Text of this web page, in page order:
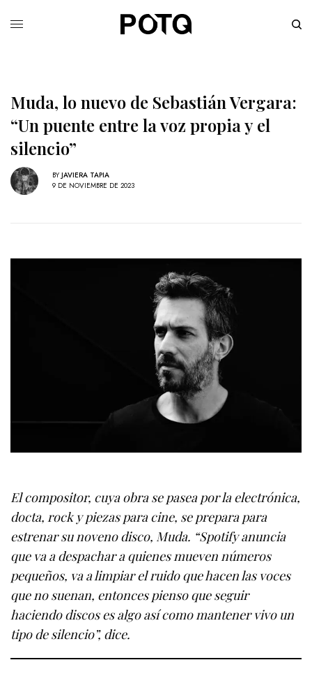
Muda, lo nuevo de Sebastián Vergara:
“Un puente entre la voz propia y el
silencio”
BY JAVIERA TAPIA
9 DE NOVIEMBRE DE 2023
El compositor, cuya obra se pasea por la electrónica,
docta, rock y piezas para cine, se prepara para
estrenar su noveno disco, Muda. “Spotify anuncia
que va a despachar a quienes mueven números
pequeños, va a limpiar el ruido que hacen las voces
que no suenan, entonces pienso que seguir
haciendo discos es algo así como mantener vivo un
tipo de silencio”, dice.